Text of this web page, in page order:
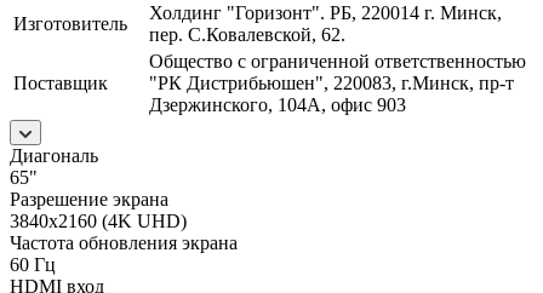
Изготовитель
Холдинг "Горизонт". РБ, 220014 г. Минск,
пер. С.Ковалевской, 62.
Поставщик
Общество с ограниченной ответственностью
"РК Дистрибьюшен", 220083, г.Минск, пр-т
Дзержинского, 104А, офис 903
Диагональ
65"
Разрешение экрана
3840x2160 (4K UHD)
Частота обновления экрана
60 Гц
HDMI вход